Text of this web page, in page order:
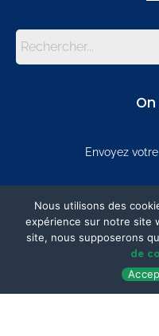
Envoyez
Politique
Nous utilisons des
expérience sur notre site
site, nous supposerons
de